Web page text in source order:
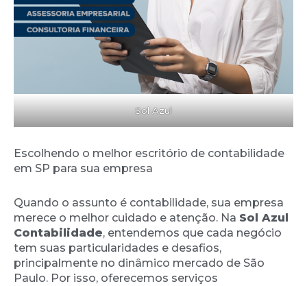
Sol Azul
Escolhendo o melhor escritório de contabilidade
em SP para sua empresa
Quando o assunto é contabilidade, sua empresa
merece o melhor cuidado e atenção. Na Sol Azul
Contabilidade, entendemos que cada negócio
tem suas particularidades e desafios,
principalmente no dinâmico mercado de São
Paulo. Por isso, oferecemos serviços